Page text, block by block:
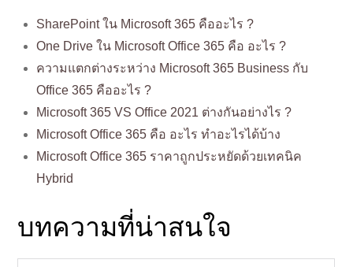
SharePoint ใน Microsoft 365 คืออะไร ?
One Drive ใน Microsoft Office 365 คือ อะไร ?
ความแตกต่างระหว่าง Microsoft 365 Business กับ
Office 365 คืออะไร ?
Microsoft 365 VS Office 2021 ต่างกันอย่างไร ?
Microsoft Office 365 คือ อะไร ทำอะไรได้บ้าง
Microsoft Office 365 ราคาถูกประหยัดด้วยเทคนิค
Hybrid
บทความที่น่าสนใจ